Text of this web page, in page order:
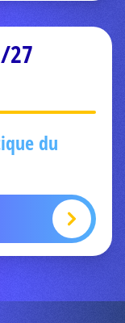
27
du